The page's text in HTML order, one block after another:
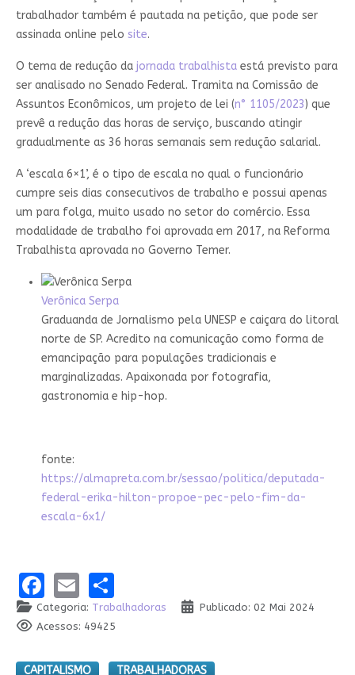
trabalhador também é pautada na petição, que pode ser
assinada online pelo site.
O tema de redução da jornada trabalhistaestá previsto para
ser analisado no Senado Federal. Tramita na Comissão de
Assuntos Econômicos, um projeto de lei (n° 1105/2023) que
prevê a redução das horas de serviço, buscando atingir
gradualmente as 36 horas semanais sem redução salarial.
A ‘escala 6×1’, é o tipo de escala no qual o funcionário
cumpre seis dias consecutivos de trabalho e possui apenas
um para folga, muito usado no setor do comércio. Essa
modalidade de trabalho foi aprovada em 2017, na Reforma
Trabalhista aprovada no Governo Temer.
Verônica Serpa
Graduanda de Jornalismo pela UNESP e caiçara do litoral
norte de SP. Acredito na comunicação como forma de
emancipação para populações tradicionais e
marginalizadas. Apaixonada por fotografia,
gastronomia e hip-hop.
fonte:
https://almapreta.com.br/sessao/politica/deputada-
federal-erika-hilton-propoe-pec-pelo-fim-da-
escala-6x1/
Facebook
EmailShare
Categoria: Trabalhadoras
Publicado: 02 Mai 2024
Acessos: 49425
CAPITALISMO TRABALHADORAS